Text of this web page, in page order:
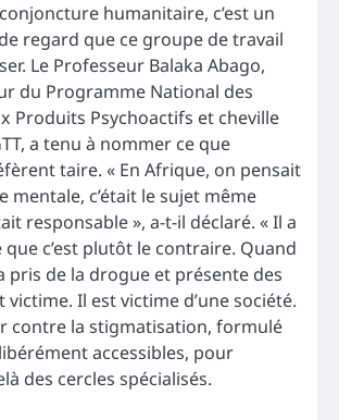
humanitaire, c’est un
regard que ce groupe de travail
Le Professeur Balaka Abago,
du Programme National des
Produits Psychoactifs et cheville
a tenu à nommer ce que
taire. « En Afrique, on pensait
mentale, c’était le sujet même
responsable », a-t-il déclaré. « Il a
c’est plutôt le contraire. Quand
pris de la drogue et présente des
Il est victime d’une société.
contre la stigmatisation, formulé
accessibles, pour
des cercles spécialisés.